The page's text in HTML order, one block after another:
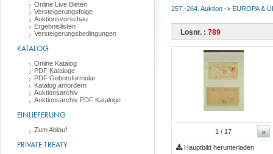
Online Live Bieten
Versteigerungsfolge
Auktionsvorschau
Ergebnislisten
Versteigerungsbedingungen
KATALOG
Online Katalog
PDF Kataloge
PDF Gebotsformular
Katalog anfordern
Auktionsarchiv
Auktionsarchiv PDF Kataloge
EINLIEFERUNG
Zum Ablauf
PRIVATE TREATY
257.-264. Auktion -> EUROPA &
Losnr. : 789
»
1 / 17
Hauptbild herunterladen